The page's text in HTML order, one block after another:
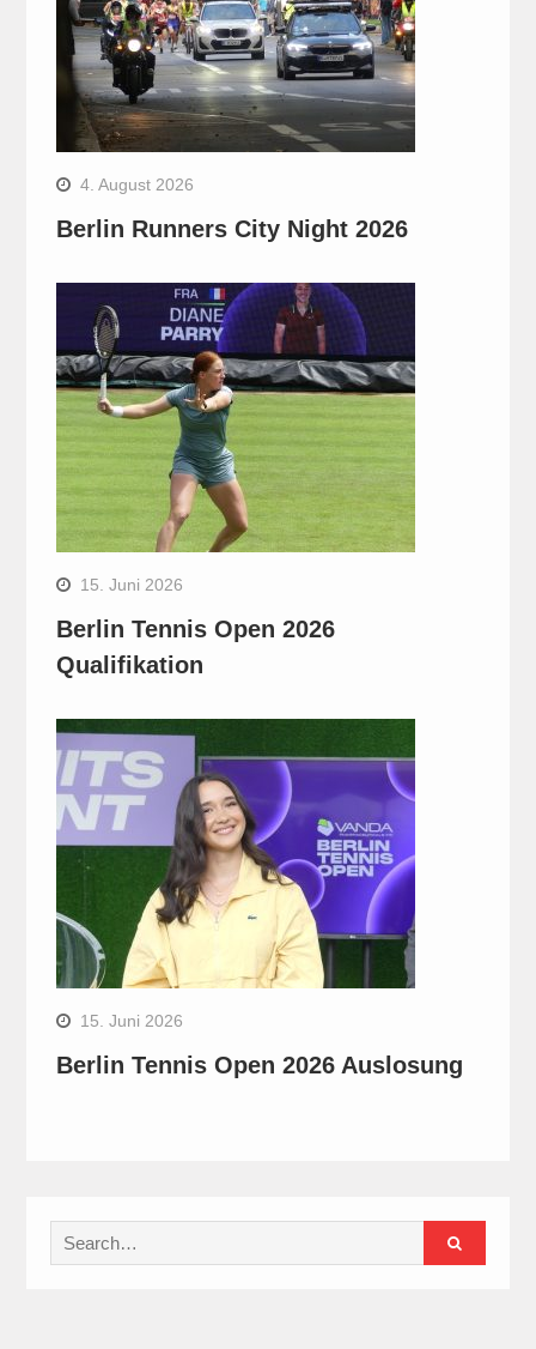
4. August 2026
Berlin Runners City Night 2026
15. Juni 2026
Berlin Tennis Open 2026
Qualifikation
15. Juni 2026
Berlin Tennis Open 2026 Auslosung
Search
for: